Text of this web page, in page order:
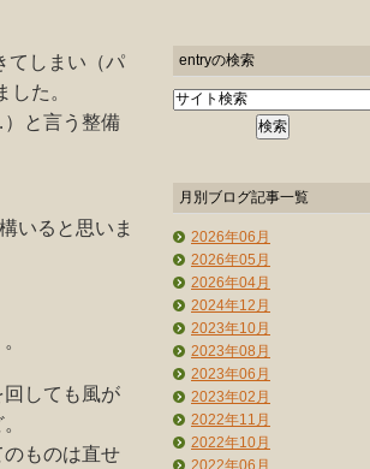
てしまい（パ
た。
と言う整備
いると思いま
しても風が
ものは直せ
entryの検索
月別ブログ記事一覧
2026年06月
2026年05月
2026年04月
2024年12月
2023年10月
2023年08月
2023年06月
2023年02月
2022年11月
2022年10月
2022年06月